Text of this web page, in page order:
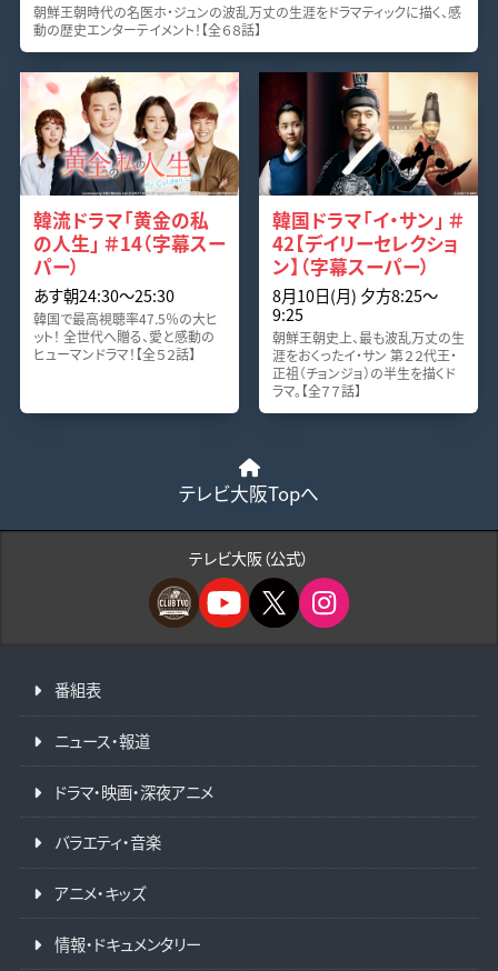
朝鮮王朝時代の名医ホ・ジュンの波乱万丈の生涯をドラマティックに描く、感
動の歴史エンターテイメント！【全６８話】
韓流ドラマ「黄金の私
の人生」 ＃14（字幕スー
パー）
あす朝24:30〜25:30
韓国で最高視聴率47.5％の大ヒ
ット！ 全世代へ贈る、愛と感動の
ヒューマンドラマ！【全５２話】
韓国ドラマ「イ・サン」 ＃
42【デイリーセレクショ
ン】（字幕スーパー）
8月10日(月) 夕方8:25〜
9:25
朝鮮王朝史上、最も波乱万丈の生
涯をおくったイ・サン 第２２代王・
正祖（チョンジョ）の半生を描くド
ラマ。【全７７話】
テレビ大阪Topへ
テレビ大阪（公式）
番組表
ニュース・報道
ドラマ・映画・深夜アニメ
バラエティ・音楽
アニメ・キッズ
情報・ドキュメンタリー